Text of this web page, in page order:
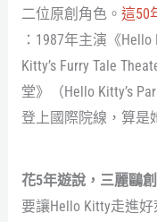
二位原創角色。 這50
：1987年主演《
Kitty’s Furry Tale
堂》（Hello Kitty’s
登上國際院線，算是
花5年遊說，三麗鷗
要讓Hello Kitty走進